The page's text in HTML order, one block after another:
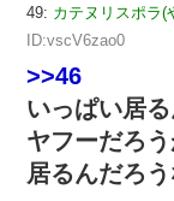
49: カテヌリスポラ(
ID:vscV6zao0
>>46
いっぱい居
ヤフーだろ
居るんだろ